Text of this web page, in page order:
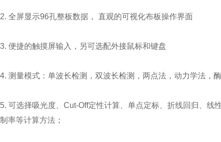
2. 全屏显示96孔整板数据， 直观的可视化布板操作界面
3. 便捷的触摸屏输入，另可选配外接鼠标和键盘
4. 测量模式：单波长检测，双波长检测，两点法，动力学法，
5. 可选择吸光度、Cut-Off定性计算、单点定标、折线回归、
制率等计算方法；